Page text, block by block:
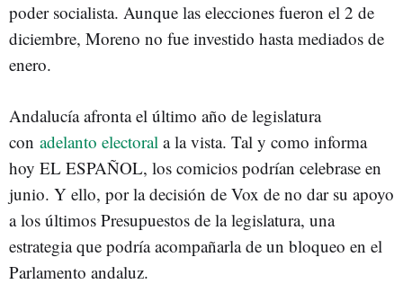
poder socialista. Aunque las elecciones fueron el 2 de
diciembre, Moreno no fue investido hasta mediados de
enero.
Andalucía afronta el último año de legislatura
con adelanto electoral a la vista. Tal y como informa
hoy EL ESPAÑOL, los comicios podrían celebrase en
junio. Y ello, por la decisión de Vox de no dar su apoyo
a los últimos Presupuestos de la legislatura, una
estrategia que podría acompañarla de un bloqueo en el
Parlamento andaluz.